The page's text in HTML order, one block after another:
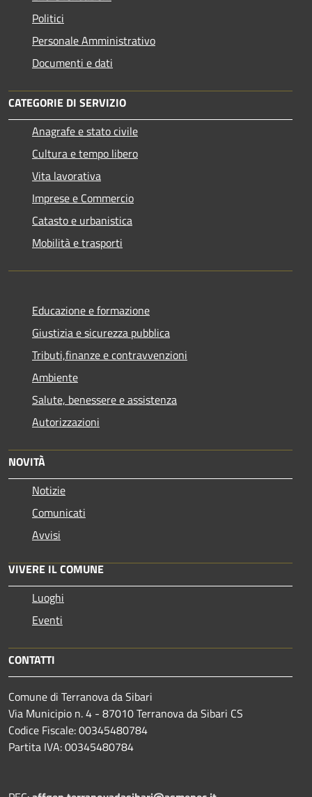
Politici
Personale Amministrativo
Documenti e dati
CATEGORIE DI SERVIZIO
Anagrafe e stato civile
Cultura e tempo libero
Vita lavorativa
Imprese e Commercio
Catasto e urbanistica
Mobilità e trasporti
Educazione e formazione
Giustizia e sicurezza pubblica
Tributi,finanze e contravvenzioni
Ambiente
Salute, benessere e assistenza
Autorizzazioni
NOVITÀ
Notizie
Comunicati
Avvisi
VIVERE IL COMUNE
Luoghi
Eventi
CONTATTI
Comune di Terranova da Sibari
Via Municipio n. 4 - 87010 Terranova da Sibari CS
Codice Fiscale: 00345480784
Partita IVA: 00345480784